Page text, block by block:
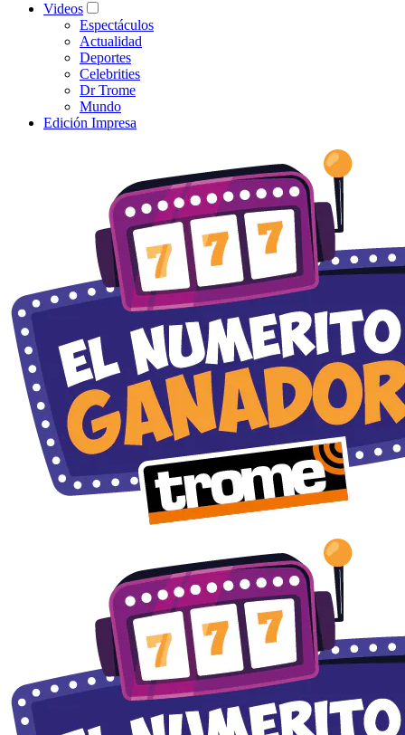
Videos
Espectáculos
Actualidad
Deportes
Celebrities
Dr Trome
Mundo
Edición Impresa